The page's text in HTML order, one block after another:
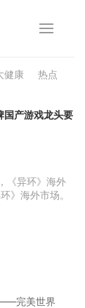
健康 热点
国产游戏龙头要
《异环》海外
》海外市场。
——完美世界